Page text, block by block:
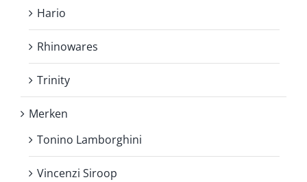
Hario
Rhinowares
Trinity
Merken
Tonino Lamborghini
Vincenzi Siroop